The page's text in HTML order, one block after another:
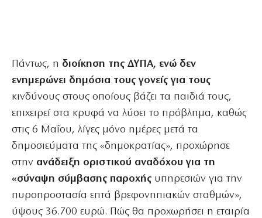
Πάντως, η διοίκηση της ΔΥΠΑ, ενώ δεν
ενημερώνει δημόσια τους γονείς για τους
κινδύνους στους οποίους βάζει τα παιδιά τους,
επιχειρεί στα κρυφά να λύσει το πρόβλημα, καθώς
στις 6 Μαΐου, λίγες μόνο ημέρες μετά τα
δημοσιεύματα της «δημοκρατίας», προχώρησε
στην ανάδειξη οριστικού αναδόχου για τη
«σύναψη σύμβασης παροχής υπηρεσιών για την
πυροπροστασία επτά βρεφονηπιακών σταθμών»,
ύψους 36.700 ευρώ. Πώς θα προχωρήσει η εταιρία